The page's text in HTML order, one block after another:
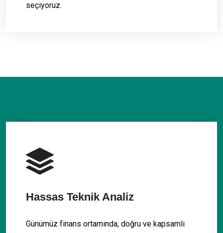
seçiyoruz.
Hassas Teknik Analiz
Günümüz finans ortamında, doğru ve kapsamlı